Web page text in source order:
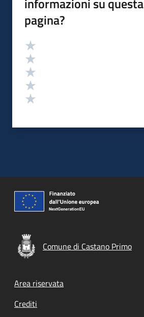
pagina?
Valutazione
Comune di Castano Primo
Footer menu
Area riservata
Crediti